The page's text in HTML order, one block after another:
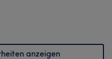
anzeigen